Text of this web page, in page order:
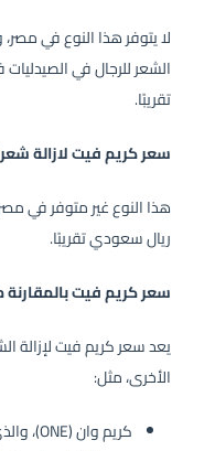
لا يتوفر هذا النوع في
تقريبًا.
سعر كريم فيت لازالة
ريال سعودي تقريبًا.
سعر كريم فيت بالمقارنة
يعد سعر كريم فيت لإزالة
الأخرى، مثل: